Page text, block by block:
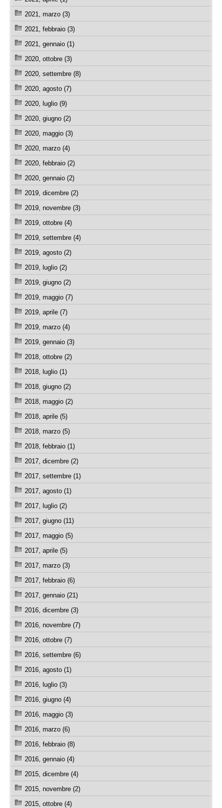
2021, marzo (3)
2021, febbraio (3)
2021, gennaio (1)
2020, ottobre (3)
2020, settembre (8)
2020, agosto (7)
2020, luglio (9)
2020, giugno (2)
2020, maggio (3)
2020, marzo (4)
2020, febbraio (2)
2020, gennaio (2)
2019, dicembre (2)
2019, novembre (3)
2019, ottobre (4)
2019, settembre (4)
2019, agosto (2)
2019, luglio (2)
2019, giugno (2)
2019, maggio (7)
2019, aprile (7)
2019, marzo (4)
2019, gennaio (3)
2018, ottobre (2)
2018, luglio (1)
2018, giugno (2)
2018, maggio (2)
2018, aprile (5)
2018, marzo (5)
2018, febbraio (1)
2017, dicembre (2)
2017, settembre (1)
2017, agosto (1)
2017, luglio (2)
2017, giugno (11)
2017, maggio (5)
2017, aprile (5)
2017, marzo (3)
2017, febbraio (6)
2017, gennaio (21)
2016, dicembre (3)
2016, novembre (7)
2016, ottobre (7)
2016, settembre (6)
2016, agosto (1)
2016, luglio (3)
2016, giugno (4)
2016, maggio (3)
2016, marzo (6)
2016, febbraio (8)
2016, gennaio (4)
2015, dicembre (4)
2015, novembre (2)
2015, ottobre (4)